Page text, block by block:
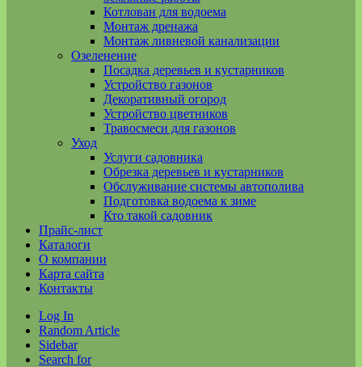
Котлован для водоема
Монтаж дренажа
Монтаж ливневой канализации
Озеленение
Посадка деревьев и кустарников
Устройство газонов
Декоративный огород
Устройство цветников
Травосмеси для газонов
Уход
Услуги садовника
Обрезка деревьев и кустарников
Обслуживание системы автополива
Подготовка водоема к зиме
Кто такой садовник
Прайс-лист
Каталоги
О компании
Карта сайта
Контакты
Log In
Random Article
Sidebar
Search for